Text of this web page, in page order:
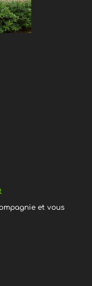
et vous